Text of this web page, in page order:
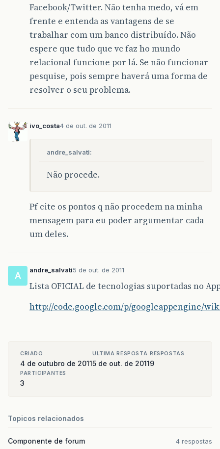
Facebook/Twitter. Não tenha medo, vá em
frente e entenda as vantagens de se
trabalhar com um banco distribuído. Não
espere que tudo que vc faz ho mundo
relacional funcione por lá. Se não funcionar
pesquise, pois sempre haverá uma forma de
resolver o seu problema.
ivo_costa4 de out. de 2011
andre_salvati:
Não procede.
Pf cite os pontos q não procedem na minha
mensagem para eu poder argumentar cada
um deles.
A
andre_salvati5 de out. de 2011
Lista OFICIAL de tecnologias suportadas no
http://code.google.com/p/googleappengine/
CRIADO
4 de outubro de 2011
ULTIMA RESPOSTA
5 de out. de 2011
RESPOSTAS
9
PARTICIPANTES
3
Topicos relacionados
Componente de forum 4 respostas